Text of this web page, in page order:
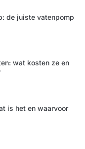
de juiste vatenpomp
wat kosten ze en
is het en waarvoor